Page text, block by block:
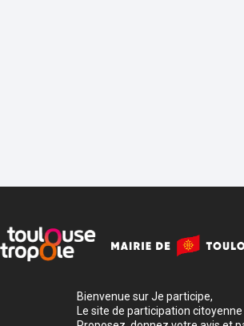
Bienvenue sur Je participe,
Le site de participation